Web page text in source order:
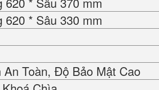
620 * Sâu 330 mm
An Toàn, Độ Bảo Mật Cao